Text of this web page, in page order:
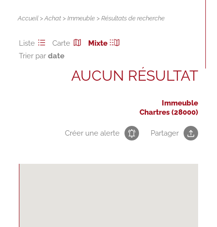
Accueil >Achat >Immeuble > Résultats de recherche
Liste Carte
Mixte
Trier par
AUCUN RÉSULTAT
Immeuble
Chartres (28000)
Créer une alerte Partager